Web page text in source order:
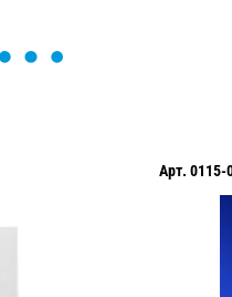
Арт. 0115-